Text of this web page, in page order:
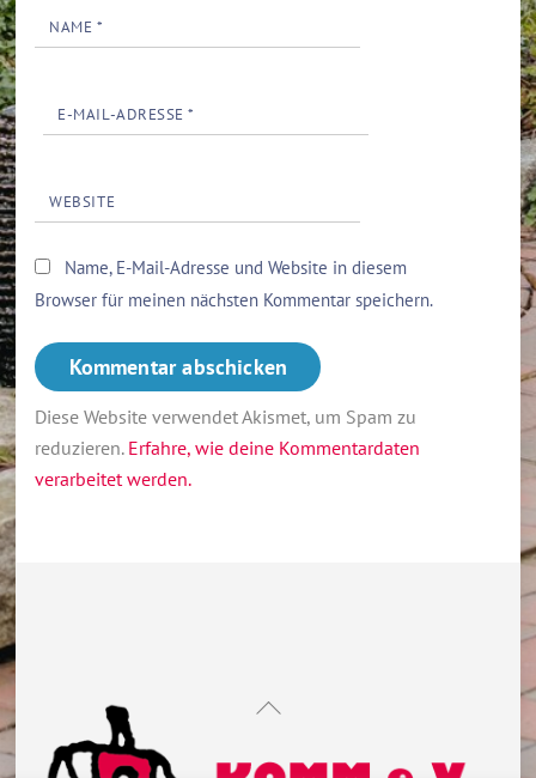
NAME *
E-MAIL-ADRESSE*
WEBSITE
Name, E-Mail-Adresse und Website in diesem
Browser für meinen nächsten Kommentar speichern.
Diese Website verwendet Akismet, um Spam zu
reduzieren. Erfahre, wie deine Kommentardaten
verarbeitet werden.
Back
Top